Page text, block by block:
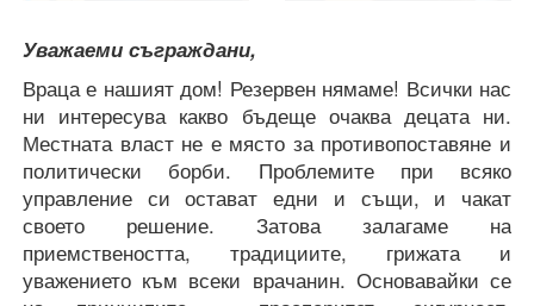
Уважаеми съграждани,
Враца е нашият дом! Резервен нямаме! Всички нас
ни интересува какво бъдеще очаква децата ни.
Местната власт не е място за противопоставяне и
политически борби. Проблемите при всяко
управление си остават едни и същи, и чакат
своето решение. Затова залагаме на
приемствеността, традициите, грижата и
уважението към всеки врачанин. Основавайки се